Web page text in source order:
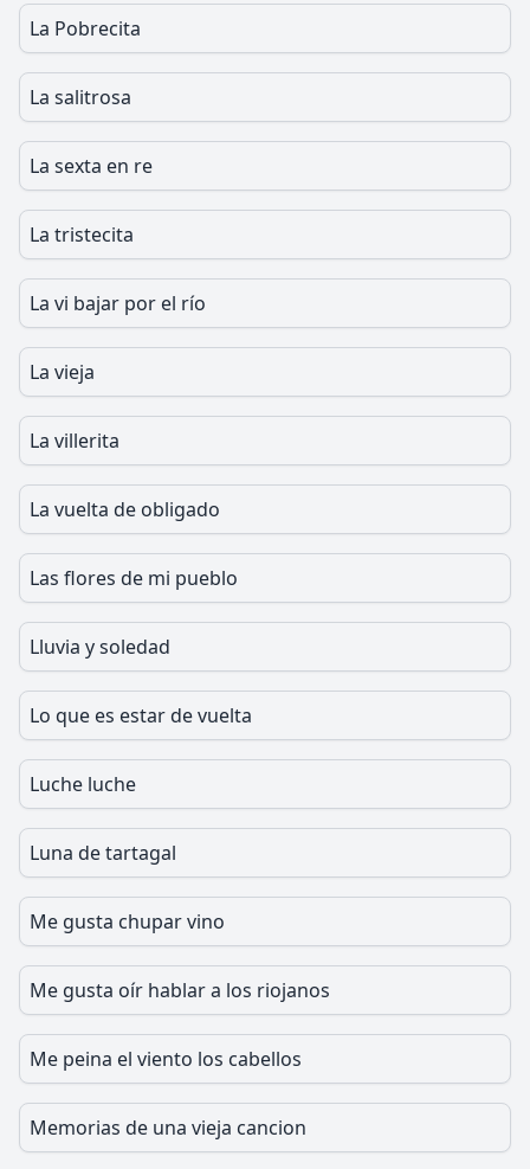
La Pobrecita
La salitrosa
La sexta en re
La tristecita
La vi bajar por el río
La vieja
La villerita
La vuelta de obligado
Las flores de mi pueblo
Lluvia y soledad
Lo que es estar de vuelta
Luche luche
Luna de tartagal
Me gusta chupar vino
Me gusta oír hablar a los riojanos
Me peina el viento los cabellos
Memorias de una vieja cancion